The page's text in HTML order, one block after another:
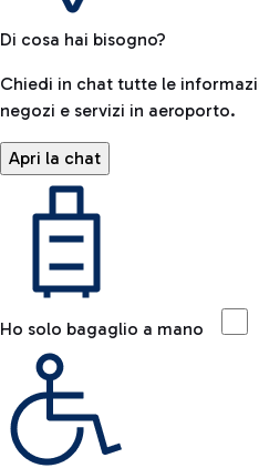
Di cosa hai bisogno?
Chiedi in chat tutte le
negozi e servizi in aeroporto.
Apri la chat
Ho solo bagaglio a mano